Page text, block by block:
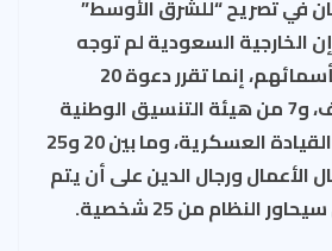
في تصريح “للشرق الأوسط”
إن الخارجية السعودية لم توجه
الدعوات لأشخاص بأسمائهم، إنما تقرر دعوة 20
شخصية من الائتلاف، و7 من هيئة التنسيق الوطنية
وما بين 10 و15 من القيادة العسكرية، وما بين 20 و25
الأعمال ورجال الدين على أن يتم
النظام من 25 شخصية.